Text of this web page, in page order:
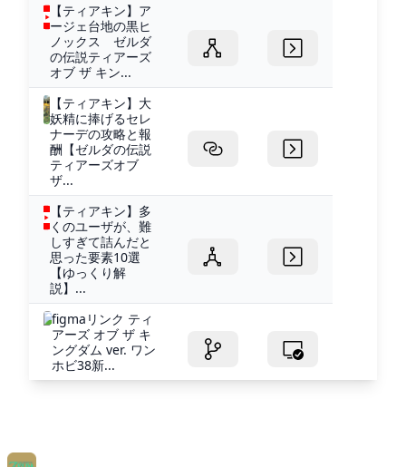
【ティアキン】ア
ージェ台地の黒ヒ
ノックス ゼルダ
の伝説ティアーズ
オブ ザ キン...
【ティアキン】大
妖精に捧げるセレ
ナーデの攻略と報
酬【ゼルダの伝説
ティアーズオブ
ザ...
【ティアキン】多
くのユーザが、難
しすぎて詰んだと
思った要素10選
【ゆっくり解
説】...
figmaリンク ティ
アーズ オブ ザ キ
ングダム ver. ワン
ホビ38新...